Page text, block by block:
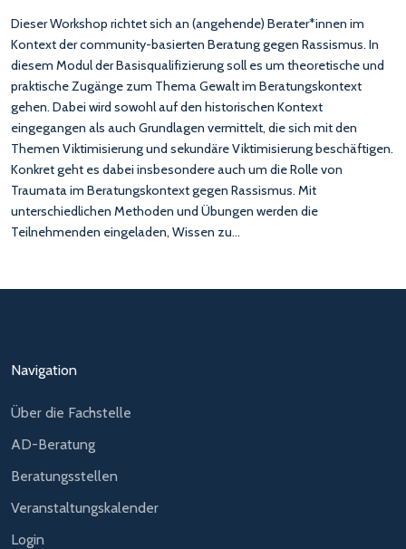
Dieser Workshop richtet sich an (angehende) Berater*innen im
Kontext der community-basierten Beratung gegen Rassismus. In
diesem Modul der Basisqualifizierung soll es um theoretische und
praktische Zugänge zum Thema Gewalt im Beratungskontext
gehen. Dabei wird sowohl auf den historischen Kontext
eingegangen als auch Grundlagen vermittelt, die sich mit den
Themen Viktimisierung und sekundäre Viktimisierung beschäftigen.
Konkret geht es dabei insbesondere auch um die Rolle von
Traumata im Beratungskontext gegen Rassismus. Mit
unterschiedlichen Methoden und Übungen werden die
Teilnehmenden eingeladen, Wissen zu…
Navigation
Über die Fachstelle
AD-Beratung
Beratungsstellen
Veranstaltungskalender
Login